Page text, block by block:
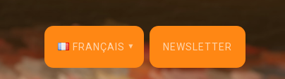
FRANÇAIS NEWSLETTER